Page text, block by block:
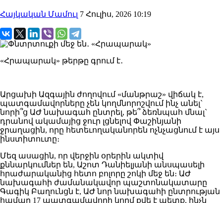
Հայկական Մամուլ 7 Հուլիս, 2026 10:19
«Հրապարակ» թերթը գրում է․
Արցախի Ազգային ժողովում «մանթրաշ» վիճակ է,
պատգամավորները չեն կողմնորոշվում ինչ անել`
նորի՞ց ԱԺ նախագահ ընտրել, թե՞ ձեռնպահ մնալ`
դրանով ակամայից ջուր լցնելով Փաշինյանի
ջրաղացին, որը հետեւողականորեն ոչնչացնում է այս
ինստիտուտը։
Մեզ ասացին, որ վերջին օրերին ակտիվ
քննարկումներ են, Աշոտ Դանիելյանի անսպասելի
հրաժարականից հետո բոլորը շոկի մեջ են։ ԱԺ
նախագահի ժամանակավոր պաշտոնակատարը
Գագիկ Բաղունցն է, ԱԺ նոր նախագահի ընտրության
համար 17 պատգամավորի կողմ քվե է պետք, ինչն